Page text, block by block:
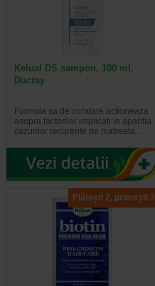
Kelual DS sampon, 100 ml,
Ducray
Formula sa de curatare actioneaza
asupra factorilor implicati in aparitia
cazurilor recurente de matreata…
Plătești 2, primești 3